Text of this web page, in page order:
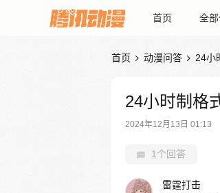
首页 全
首页  动漫问答  24小
24小时制格
2024年12月13日 01:13
1个回答
雷霆打击